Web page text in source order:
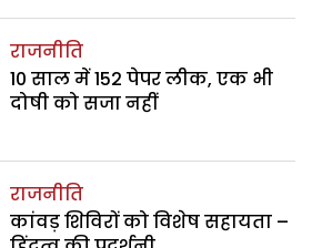
राजनीति
10 साल में 152 पेपर लीक, एक भी
दोषी को सजा नहीं
राजनीति
कांवड़ शिविरों को विशेष सहायता –